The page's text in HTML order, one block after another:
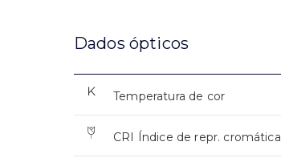
Dados ópticos
Temperatura de cor
CRI Índice de repr. cromática